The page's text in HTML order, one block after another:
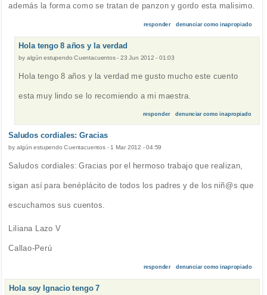
además la forma como se tratan de panzon y gordo esta malisimo.
responder denunciar como inapropiado
Hola tengo 8 años y la verdad
by algún estupendo Cuentacuentos-23 Jun 2012 - 01:03
Hola tengo 8 años y la verdad me gusto mucho este cuento
esta muy lindo se lo recomiendo a mi maestra.
responder denunciar como inapropiado
Saludos cordiales: Gracias
by algún estupendo Cuentacuentos- 1 Mar 2012 - 04:59
Saludos cordiales: Gracias por el hermoso trabajo que realizan,
sigan así para benéplácito de todos los padres y de los niñ@s que
escuchamos sus cuentos.
Liliana Lazo V
Callao-Perú
responder denunciar como inapropiado
Hola soy Ignacio tengo 7